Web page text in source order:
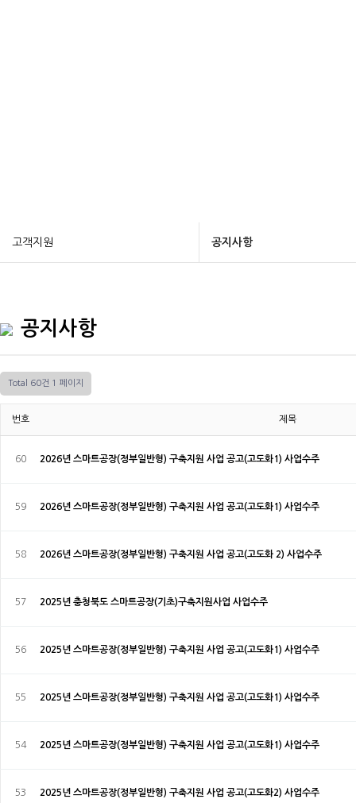
고객지원 공지사항
공지사항
Total 60건 1 페이지
번호 제목
60 2026년 스마트공장(정부일반형) 구축지원 사업 공고(고도화1) 사업수주
59 2026년 스마트공장(정부일반형) 구축지원 사업 공고(고도화1) 사업수주
58 2026년 스마트공장(정부일반형) 구축지원 사업 공고(고도화 2) 사업수주
57 2025년 충청북도 스마트공장(기초)구축지원사업 사업수주
56 2025년 스마트공장(정부일반형) 구축지원 사업 공고(고도화1) 사업수주
55 2025년 스마트공장(정부일반형) 구축지원 사업 공고(고도화1) 사업수주
54 2025년 스마트공장(정부일반형) 구축지원 사업 공고(고도화1) 사업수주
53 2025년 스마트공장(정부일반형) 구축지원 사업 공고(고도화2) 사업수주